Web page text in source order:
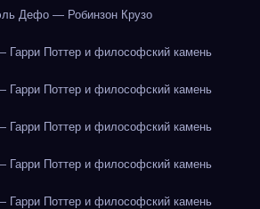
Дефо — Робинзон Крузо
Поттер и философский камень
Поттер и философский камень
Поттер и философский камень
Поттер и философский камень
Поттер и философский камень